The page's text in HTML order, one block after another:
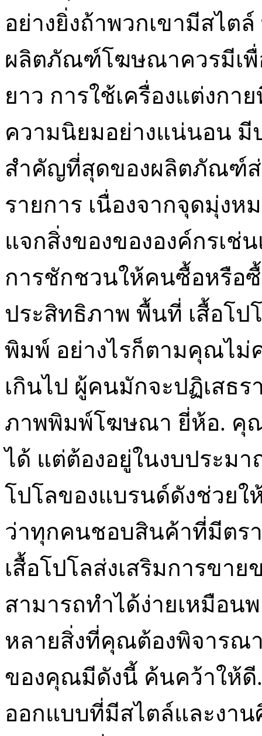
อย่างยิ่งถ้าพวกเขามีสไ
ผลิตภัณฑ์โฆษณาควรมีเพื่
ยาว การใช้เครื่องแต่งกา
ความนิยมอย่างแน่นอน
สำคัญที่สุดของผลิตภัณฑ์ส่
รายการ เนื่องจากจุดมุ่ง
แจกสิ่งของขององค์กรเช่
การชักชวนให้คนซื้อหรือ
ประสิทธิภาพ พื้นที่ เสื้อโป
พิมพ์ อย่างไรก็ตามคุณไม่
เกินไป ผู้คนมักจะปฏิเสธ
ภาพพิมพ์โฆษณา ยี่ห้อ. คุ
ได้ แต่ต้องอยู่ในงบประม
โปโลของแบรนด์ดังช่วย
ว่าทุกคนชอบสินค้าที่มีตร
เสื้อโปโลส่งเสริมการขา
สามารถทำได้ง่ายเหมือ
หลายสิ่งที่คุณต้องพิจารณ
ของคุณมีดังนี้ ค้นคว้าให้ดี
ออกแบบที่มีสไตล์และงา